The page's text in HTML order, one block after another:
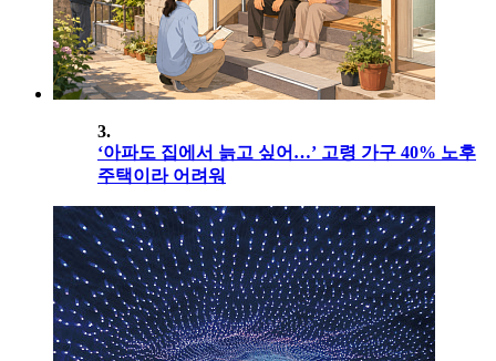
3.
‘아파도 집에서 늙고 싶어…’ 고령 가구 40% 노후
주택이라 어려워